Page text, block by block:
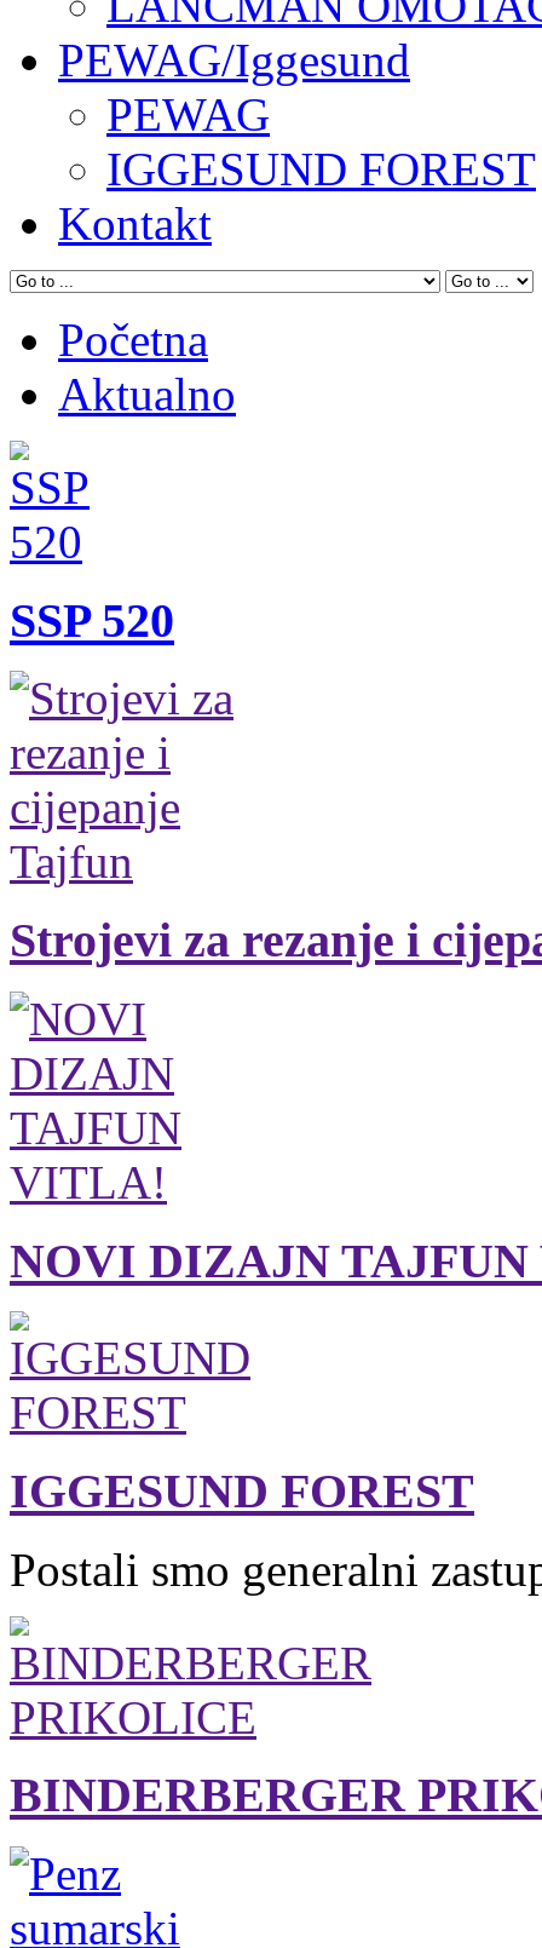
PEWAG/Iggesund
PEWAG
IGGESUND FOREST
Kontakt
Početna
Aktualno
SSP 520
Strojevi za rezanje i
NOVI DIZAJN
IGGESUND FOREST
Postali smo generalni
BINDERBERGER